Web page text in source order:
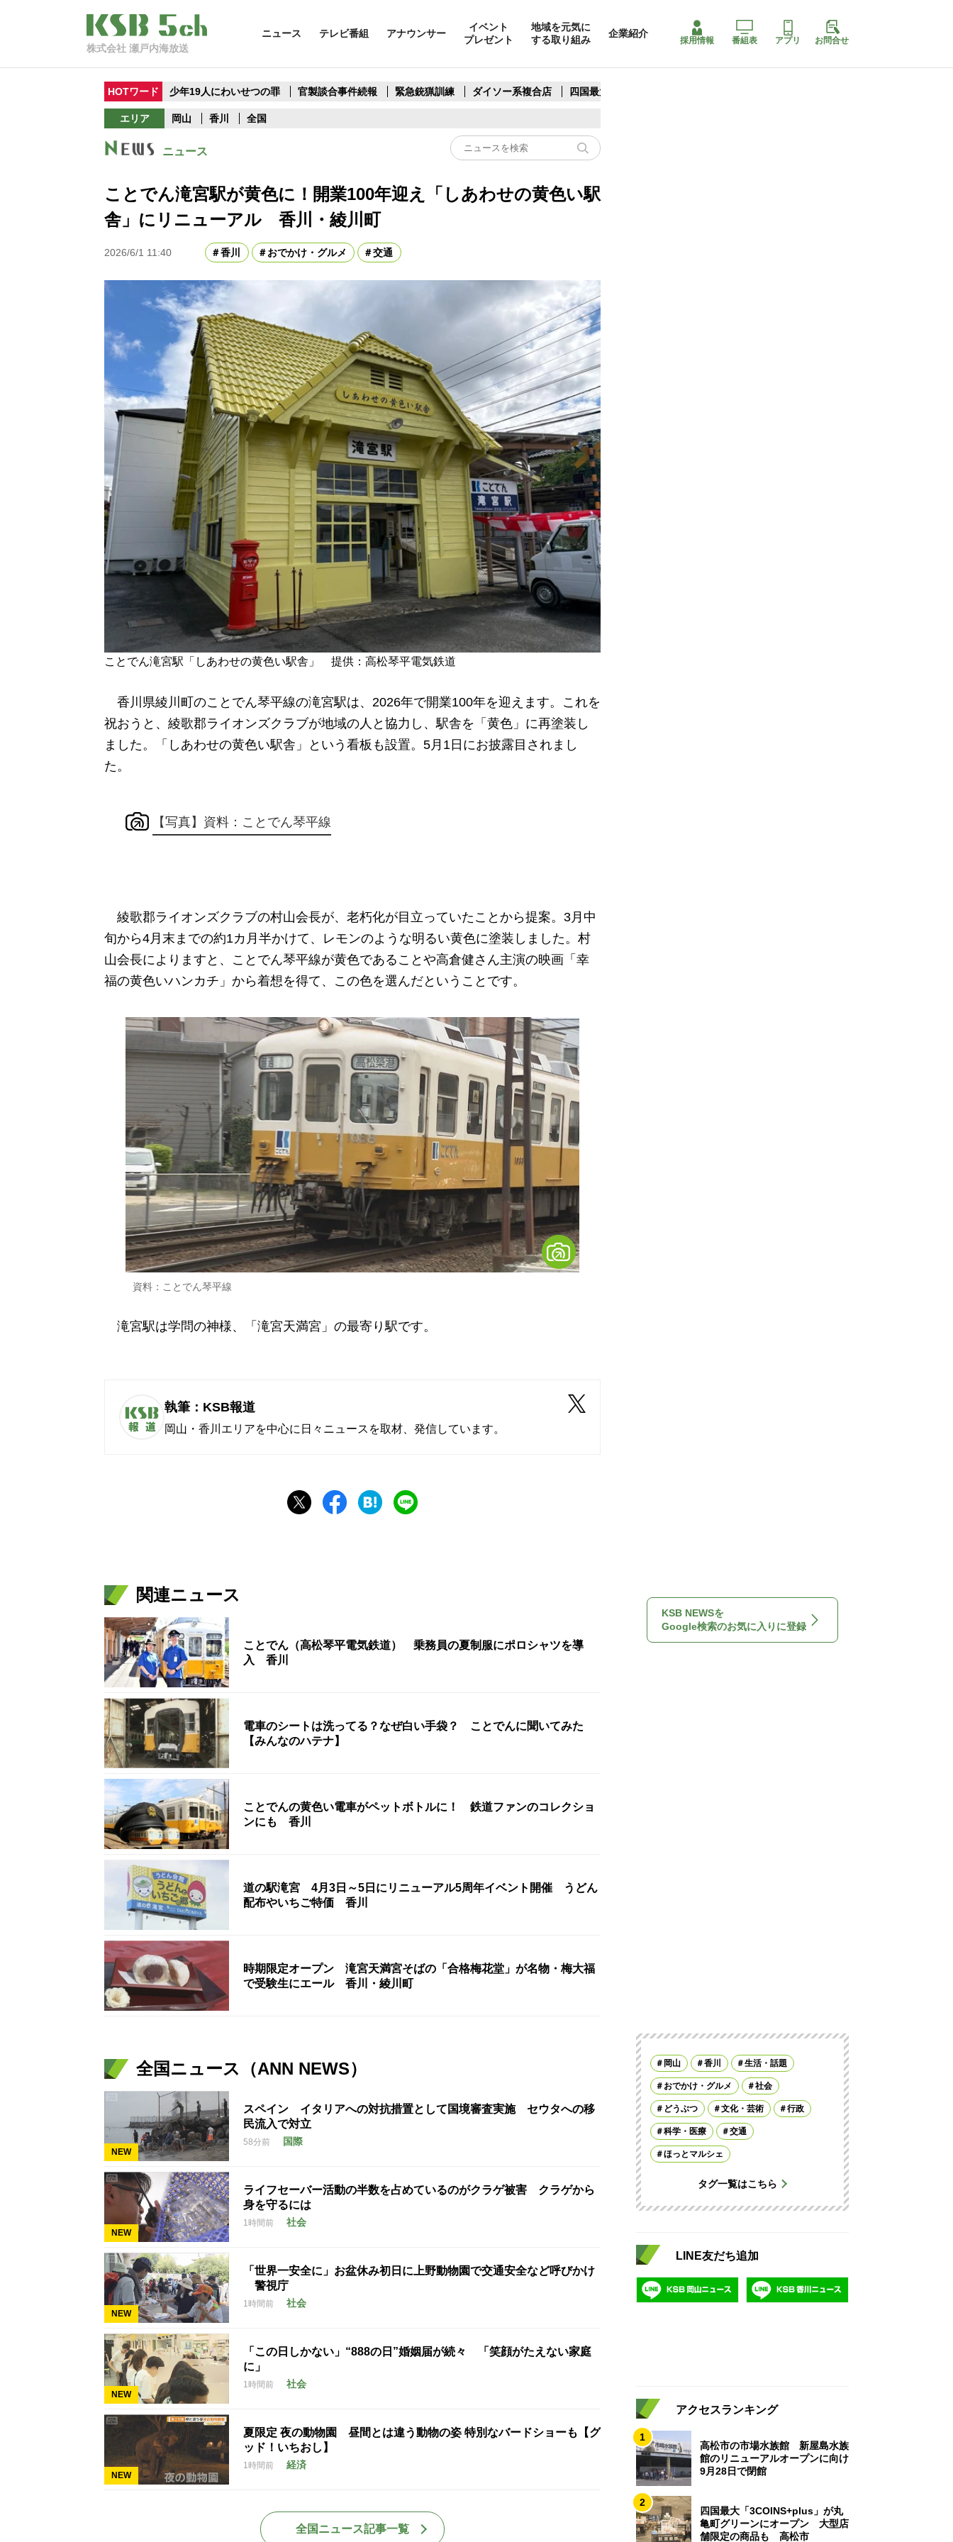
株式会社 瀬戸内海放送
ニュース テレビ番組 アナウンサー
イベント
プレゼント
地域を元気に
する取り組み
企業紹介
採用情報 番組表 アプリ お問合せ
HOTワード 少年19人にわいせつの罪 官製談合事件続報 緊急銃猟訓練 ダイソー系複合店 四国最大スリコ
エリア 岡山 香川 全国
ニュース
ことでん滝宮駅が黄色に！開業100年迎え「しあわせの黄色い駅
舎」にリニューアル 香川・綾川町
2026/6/1 11:40 香川 おでかけ・グルメ 交通
ことでん滝宮駅「しあわせの黄色い駅舎」 提供：高松琴平電気鉄道
香川県綾川町のことでん琴平線の滝宮駅は、2026年で開業100年を迎えます。これを
祝おうと、綾歌郡ライオンズクラブが地域の人と協力し、駅舎を「黄色」に再塗装し
ました。「しあわせの黄色い駅舎」という看板も設置。5月1日にお披露目されまし
た。
【写真】資料：ことでん琴平線
綾歌郡ライオンズクラブの村山会長が、老朽化が目立っていたことから提案。3月中
旬から4月末までの約1カ月半かけて、レモンのような明るい黄色に塗装しました。村
山会長によりますと、ことでん琴平線が黄色であることや高倉健さん主演の映画「幸
福の黄色いハンカチ」から着想を得て、この色を選んだということです。
資料：ことでん琴平線
滝宮駅は学問の神様、「滝宮天満宮」の最寄り駅です。
執筆：KSB報道
岡山・香川エリアを中心に日々ニュースを取材、発信しています。
関連ニュース
ことでん（高松琴平電気鉄道） 乗務員の夏制服にポロシャツを導
入 香川
電車のシートは洗ってる？なぜ白い手袋？ ことでんに聞いてみた
【みんなのハテナ】
ことでんの黄色い電車がペットボトルに！ 鉄道ファンのコレクショ
ンにも 香川
道の駅滝宮 4月3日～5日にリニューアル5周年イベント開催 うどん
配布やいちご特価 香川
時期限定オープン 滝宮天満宮そばの「合格梅花堂」が名物・梅大福
で受験生にエール 香川・綾川町
全国ニュース（ANN NEWS）
NEW
スペイン イタリアへの対抗措置として国境審査実施 セウタへの移
民流入で対立
58分前 国際
NEW
ライフセーバー活動の半数を占めているのがクラゲ被害 クラゲから
身を守るには
1時間前 社会
NEW
「世界一安全に」お盆休み初日に上野動物園で交通安全など呼びかけ
警視庁
1時間前 社会
NEW
「この日しかない」“888の日”婚姻届が続々 「笑顔がたえない家庭
に」
1時間前 社会
NEW
夏限定 夜の動物園 昼間とは違う動物の姿 特別なバードショーも【グ
ッド！いちおし】
1時間前 経済
全国ニュース記事一覧
KSB NEWSを
Google検索のお気に入りに登録
岡山 香川 生活・話題
おでかけ・グルメ 社会
どうぶつ 文化・芸術 行政
科学・医療 交通
ほっとマルシェ
タグ一覧はこちら
LINE友だち追加
アクセスランキング
1
高松市の市場水族館 新屋島水族
館のリニューアルオープンに向け
9月28日で閉館
2
四国最大「3COINS+plus」が丸
亀町グリーンにオープン 大型店
舗限定の商品も 高松市